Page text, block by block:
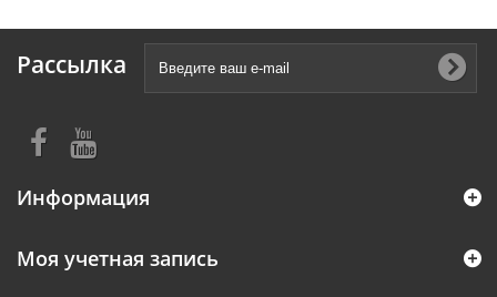
Рассылка
Информация
Моя учетная запись